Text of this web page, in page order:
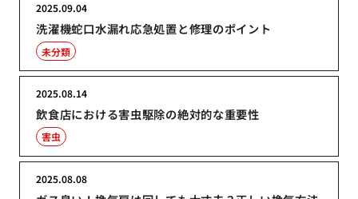
洗濯機蛇口水漏れ応急処置と修理のポイント
2025.09.04
未分類
飲食店における害虫駆除の絶対的な重要性
2025.08.14
害虫
2025.08.08